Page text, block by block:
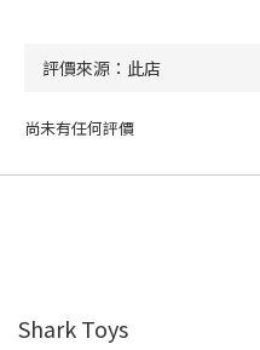
尚未有任何評價
Shark Toys